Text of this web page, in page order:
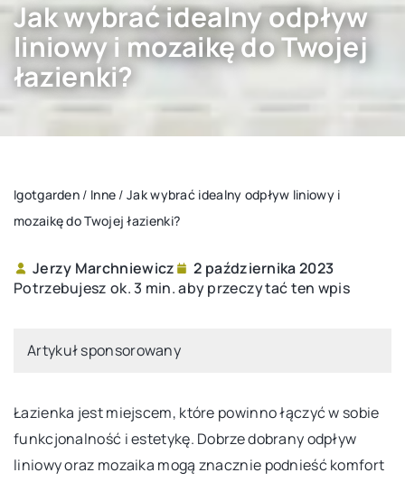
Jak wybrać idealny odpływ
liniowy i mozaikę do Twojej
łazienki?
Igotgarden / Inne /Jak wybrać idealny odpływ liniowy i
mozaikę do Twojej łazienki?
Jerzy Marchniewicz
2 października 2023
Potrzebujesz ok. 3 min. aby przeczytać ten wpis
Artykuł sponsorowany
Łazienka jest miejscem, które powinno łączyć w sobie
funkcjonalność i estetykę. Dobrze dobrany odpływ
liniowy oraz mozaika mogą znacznie podnieść komfort